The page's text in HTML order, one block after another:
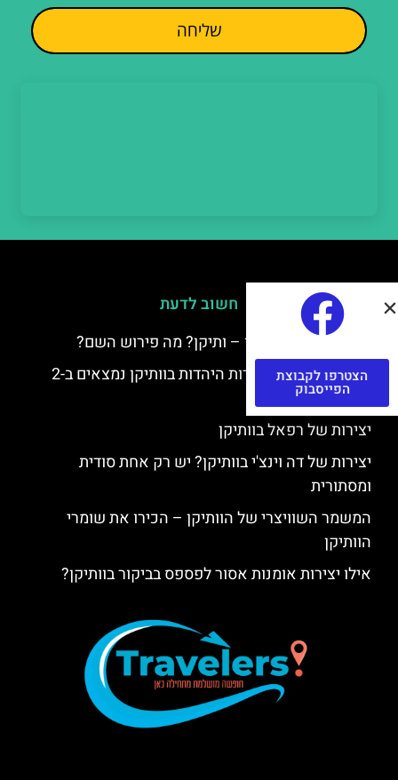
שליחה
חשוב לדעת
למה קוראים לוותיקן – ותיקן? מה פירוש השם?
כתב יד ותיקן – אוצרות היהדות בוותיקן נמצאים ב-2
כתבי יד עתיקים
יצירות של רפאל בוותיקן
יצירות של דה וינצ'י בוותיקן? יש רק אחת סודית
ומסתורית
המשמר השוויצרי של הוותיקן – הכירו את שומרי
הוותיקן
אילו יצירות אומנות אסור לפספס בביקור בוותיקן?
הצטרפו לקבוצת
הפייסבוק